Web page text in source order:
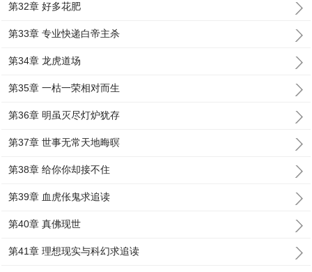
第32章 好多花肥
第33章 专业快递白帝主杀
第34章 龙虎道场
第35章 一枯一荣相对而生
第36章 明虽灭尽灯炉犹存
第37章 世事无常天地晦暝
第38章 给你你却接不住
第39章 血虎伥鬼求追读
第40章 真佛现世
第41章 理想现实与科幻求追读